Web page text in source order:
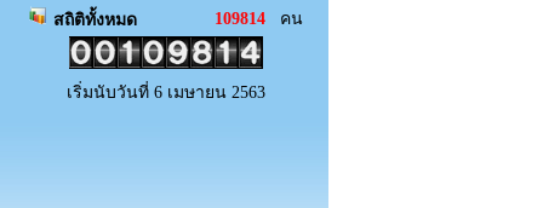
สถิติทั้งหมด
109814 คน
เริ่มนับวันที่ 6 เมษายน 2563